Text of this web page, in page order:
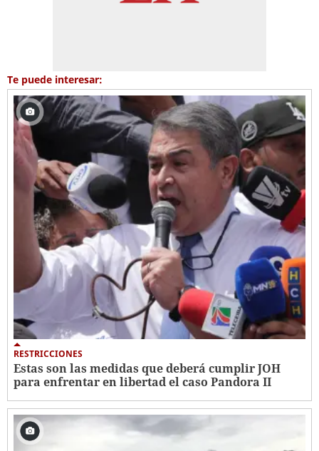
Te puede interesar:
RESTRICCIONES
Estas son las medidas que deberá cumplir JOH
para enfrentar en libertad el caso Pandora II